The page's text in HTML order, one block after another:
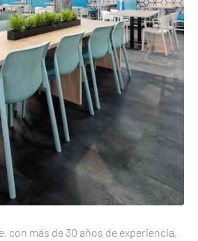
con más de 30 años de experiencia,